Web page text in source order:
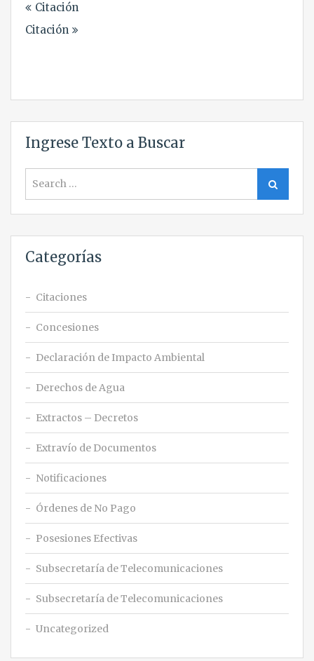
de
entradas
Citación
Citación
Ingrese Texto a Buscar
for:
Search
Categorías
Citaciones
Concesiones
Declaración de Impacto Ambiental
Derechos de Agua
Extractos – Decretos
Extravío de Documentos
Notificaciones
Órdenes de No Pago
Posesiones Efectivas
Subsecretaría de Telecomunicaciones
Subsecretaría de Telecomunicaciones
Uncategorized